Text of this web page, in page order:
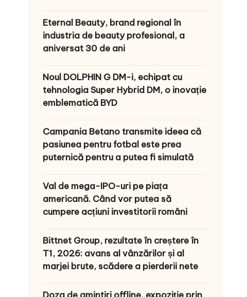
Eternal Beauty, brand regional în
industria de beauty profesional, a
aniversat 30 de ani
Noul DOLPHIN G DM-i, echipat cu
tehnologia Super Hybrid DM, o inovație
emblematică BYD
Campania Betano transmite ideea că
pasiunea pentru fotbal este prea
puternică pentru a putea fi simulată
Val de mega-IPO-uri pe piața
americană. Când vor putea să
cumpere acțiuni investitorii români
Bittnet Group, rezultate în creștere în
T1, 2026: avans al vânzărilor și al
marjei brute, scădere a pierderii nete